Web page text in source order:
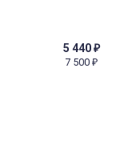
5 440₽
7 500₽